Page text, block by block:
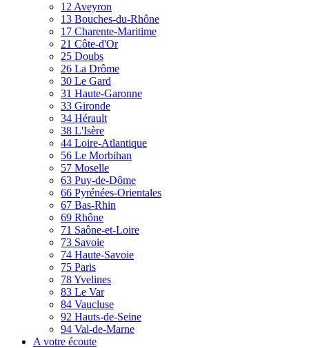
12 Aveyron
13 Bouches-du-Rhône
17 Charente-Maritime
21 Côte-d'Or
25 Doubs
26 La Drôme
30 Le Gard
31 Haute-Garonne
33 Gironde
34 Hérault
38 L'Isère
44 Loire-Atlantique
56 Le Morbihan
57 Moselle
63 Puy-de-Dôme
66 Pyrénées-Orientales
67 Bas-Rhin
69 Rhône
71 Saône-et-Loire
73 Savoie
74 Haute-Savoie
75 Paris
78 Yvelines
83 Le Var
84 Vaucluse
92 Hauts-de-Seine
94 Val-de-Marne
A votre écoute